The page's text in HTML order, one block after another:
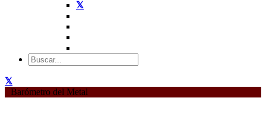
Barómetro del Metal